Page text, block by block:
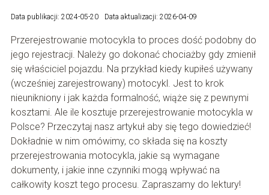
Data publikacji: 2024-05-20 Data aktualizacji: 2026-04-09
Przerejestrowanie motocykla to proces dość podobny do
jego rejestracji. Należy go dokonać chociażby gdy zmienił
się właściciel pojazdu. Na przykład kiedy kupiłeś używany
(wcześniej zarejestrowany) motocykl. Jest to krok
nieunikniony i jak każda formalność, wiąże się z pewnymi
kosztami. Ale ile kosztuje przerejestrowanie motocykla w
Polsce? Przeczytaj nasz artykuł aby się tego dowiedzieć!
Dokładnie w nim omówimy, co składa się na koszty
przerejestrowania motocykla, jakie są wymagane
dokumenty, i jakie inne czynniki mogą wpływać na
całkowity koszt tego procesu. Zapraszamy do lektury!